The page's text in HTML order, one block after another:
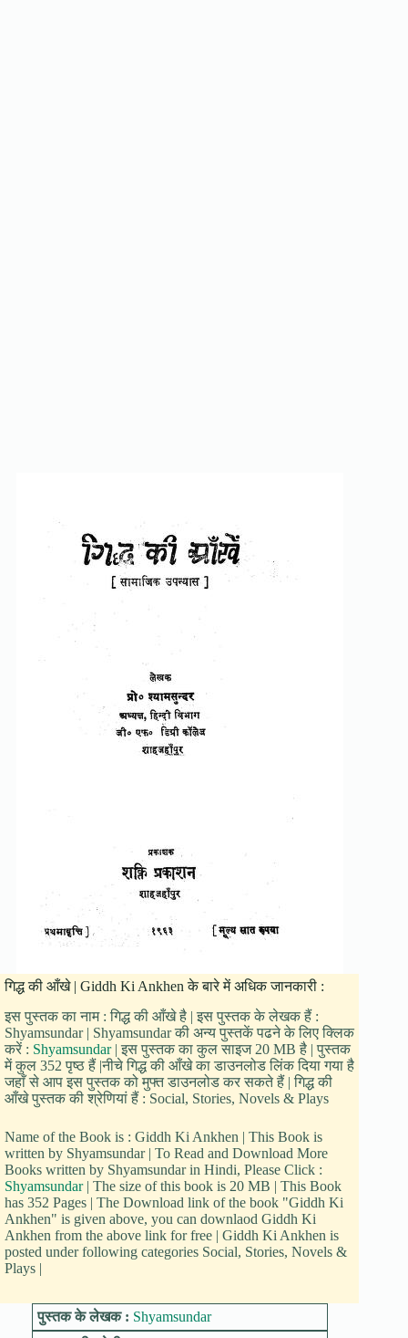
गिद्ध की आँखे | Giddh Ki Ankhen के बारे में अधिक जानकारी :
इस पुस्तक का नाम : गिद्ध की आँखे है | इस पुस्तक के लेखक हैं :
Shyamsundar | Shyamsundar की अन्य पुस्तकें पढने के लिए क्लिक
करें : Shyamsundar| इस पुस्तक का कुल साइज 20 MB है | पुस्तक
में कुल 352 पृष्ठ हैं |नीचे गिद्ध की आँखे का डाउनलोड लिंक दिया गया है
जहाँ से आप इस पुस्तक को मुफ्त डाउनलोड कर सकते हैं | गिद्ध की
आँखे पुस्तक की श्रेणियां हैं : Social, Stories, Novels & Plays
Name of the Book is : Giddh Ki Ankhen | This Book is
written by Shyamsundar | To Read and Download More
Books written by Shyamsundar in Hindi, Please Click :
Shyamsundar| The size of this book is 20 MB | This Book
has 352 Pages | The Download link of the book "Giddh Ki
Ankhen" is given above, you can downlaod Giddh Ki
Ankhen from the above link for free | Giddh Ki Ankhen is
posted under following categories Social, Stories, Novels &
Plays |
पुस्तक के लेखक : Shyamsundar